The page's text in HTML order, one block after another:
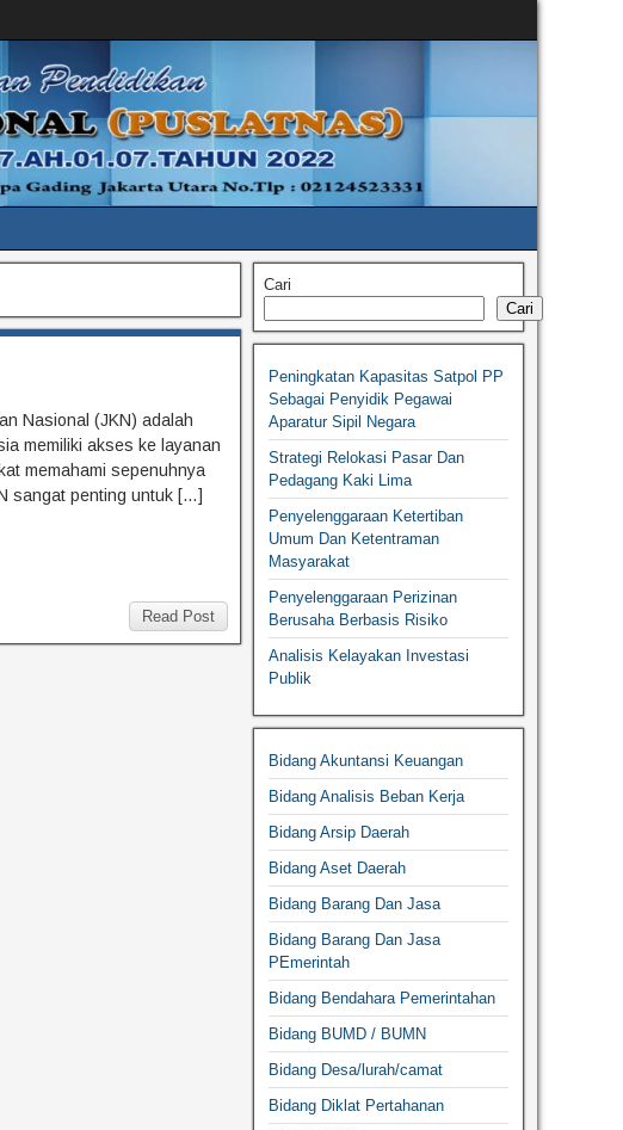
Nasional (JKN) adalah
memiliki akses ke layanan
memahami sepenuhnya
sangat penting untuk […]
Read Post
Cari
Cari
Peningkatan Kapasitas Satpol PP
Sebagai Penyidik Pegawai
Aparatur Sipil Negara
Strategi Relokasi Pasar Dan
Pedagang Kaki Lima
Penyelenggaraan Ketertiban
Umum Dan Ketentraman
Masyarakat
Penyelenggaraan Perizinan
Berusaha Berbasis Risiko
Analisis Kelayakan Investasi
Publik
Bidang Akuntansi Keuangan
Bidang Analisis Beban Kerja
Bidang Arsip Daerah
Bidang Aset Daerah
Bidang Barang Dan Jasa
Bidang Barang Dan Jasa
PEmerintah
Bidang Bendahara Pemerintahan
Bidang BUMD / BUMN
Bidang Desa/lurah/camat
Bidang Diklat Pertahanan